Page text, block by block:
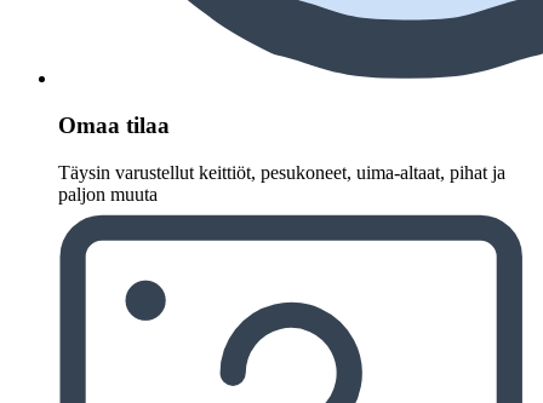
Omaa tilaa
Täysin varustellut keittiöt, pesukoneet, uima-altaat, pihat ja
paljon muuta